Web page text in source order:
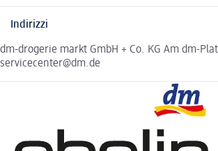
Indirizzi
dm-drogerie markt GmbH + Co. KG Am dm-
servicecenter@dm.de